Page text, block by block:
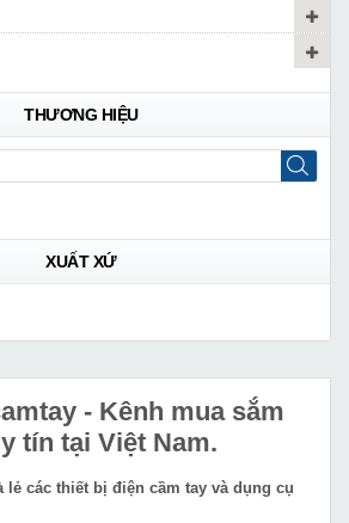
THƯƠNG HIỆU
XUẤT XỨ
- Kênh mua sắm
tín tại Việt Nam.
lẻ các thiết bị điện cầm tay và dụng cụ